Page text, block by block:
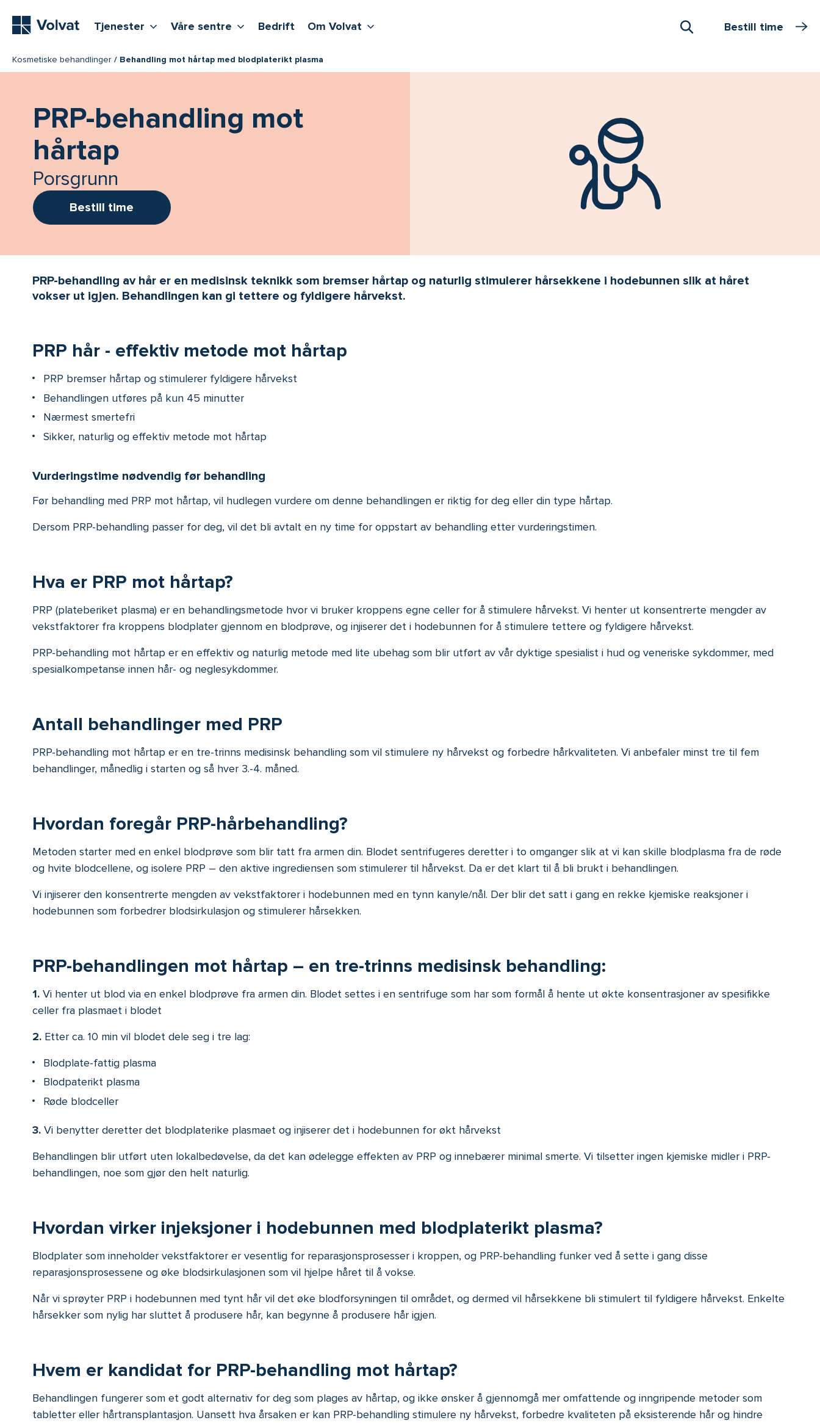
Tjenester Vis flere undernivåerTjenester
Våre sentre Vis flere undernivåerVåre sentre
Bedrift Om Volvat Bestill time
Kosmetiske behandlinger Behandling mot hårtap med blodplaterikt plasma
PRP-behandling mot
hårtap
Porsgrunn
Bestill time
PRP-behandling av hår er en medisinsk teknikk som bremser hårtap og naturlig stimulerer hårsekkene i hodebunnen slik at håret
vokser ut igjen. Behandlingen kan gi tettere og fyldigere hårvekst.
PRP hår - effektiv metode mot hårtap
PRP bremser hårtap og stimulerer fyldigere hårvekst
Behandlingen utføres på kun 45 minutter
Nærmest smertefri
Sikker, naturlig og effektiv metode mot hårtap
Vurderingstime nødvendig før behandling
Før behandling med PRP mot hårtap, vil hudlegen vurdere om denne behandlingen er riktig for deg eller din type hårtap.
Dersom PRP-behandling passer for deg, vil det bli avtalt en ny time for oppstart av behandling etter vurderingstimen.
Hva er PRP mot hårtap?
PRP (plateberiket plasma) er en behandlingsmetode hvor vi bruker kroppens egne celler for å stimulere hårvekst. Vi henter ut konsentrerte mengder av
vekstfaktorer fra kroppens blodplater gjennom en blodprøve, og injiserer det i hodebunnen for å stimulere tettere og fyldigere hårvekst.
PRP-behandling mot hårtap er en effektiv og naturlig metode med lite ubehag som blir utført av vår dyktige spesialist i hud og veneriske sykdommer, med
spesialkompetanse innen hår- og neglesykdommer.
Antall behandlinger med PRP
PRP-behandling mot hårtap er en tre-trinns medisinsk behandling som vil stimulere ny hårvekst og forbedre hårkvaliteten. Vi anbefaler minst tre til fem
behandlinger, månedlig i starten og så hver 3.-4. måned.
Hvordan foregår PRP-hårbehandling?
Metoden starter med en enkel blodprøve som blir tatt fra armen din. Blodet sentrifugeres deretter i to omganger slik at vi kan skille blodplasma fra de røde
og hvite blodcellene, og isolere PRP – den aktive ingrediensen som stimulerer til hårvekst. Da er det klart til å bli brukt i behandlingen.
Vi injiserer den konsentrerte mengden av vekstfaktorer i hodebunnen med en tynn kanyle/nål. Der blir det satt i gang en rekke kjemiske reaksjoner i
hodebunnen som forbedrer blodsirkulasjon og stimulerer hårsekken.
PRP-behandlingen mot hårtap – en tre-trinns medisinsk behandling:
1.Vi henter ut blod via en enkel blodprøve fra armen din. Blodet settes i en sentrifuge som har som formål å hente ut økte konsentrasjoner av spesifikke
celler fra plasmaet i blodet
2.Etter ca. 10 min vil blodet dele seg i tre lag:
Blodplate-fattig plasma
Blodpaterikt plasma
Røde blodceller
3.Vi benytter deretter det blodplaterike plasmaet og injiserer det i hodebunnen for økt hårvekst
Behandlingen blir utført uten lokalbedøvelse, da det kan ødelegge effekten av PRP og innebærer minimal smerte. Vi tilsetter ingen kjemiske midler i PRP-
behandlingen, noe som gjør den helt naturlig.
Hvordan virker injeksjoner i hodebunnen med blodplaterikt plasma?
Blodplater som inneholder vekstfaktorer er vesentlig for reparasjonsprosesser i kroppen, og PRP-behandling funker ved å sette i gang disse
reparasjonsprosessene og øke blodsirkulasjonen som vil hjelpe håret til å vokse.
Når vi sprøyter PRP i hodebunnen med tynt hår vil det øke blodforsyningen til området, og dermed vil hårsekkene bli stimulert til fyldigere hårvekst. Enkelte
hårsekker som nylig har sluttet å produsere hår, kan begynne å produsere hår igjen.
Hvem er kandidat for PRP-behandling mot hårtap?
Behandlingen fungerer som et godt alternativ for deg som plages av hårtap, og ikke ønsker å gjennomgå mer omfattende og inngripende metoder som
tabletter eller hårtransplantasjon. Uansett hva årsaken er kan PRP-behandling stimulere ny hårvekst, forbedre kvaliteten på eksisterende hår og hindre